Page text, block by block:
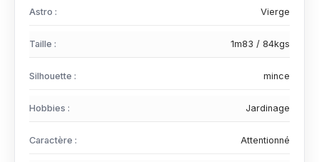
Astro : Vierge
Taille : 1m83 / 84kgs
Silhouette : mince
Hobbies : Jardinage
Caractère : Attentionné